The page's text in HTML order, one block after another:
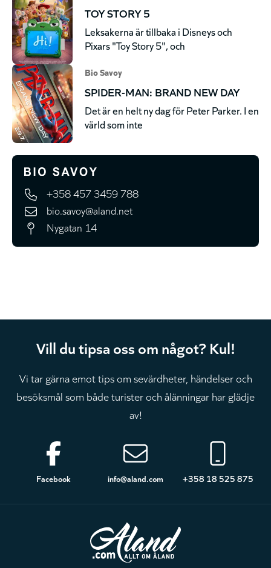
TOY STORY 5
Leksakerna är tillbaka i Disneys och
Pixars "Toy Story 5", och
Bio Savoy
SPIDER-MAN: BRAND NEW DAY
Det är en helt ny dag för Peter Parker. I en
värld som inte
+358 457 3459 788
bio.savoy@aland.net
Nygatan 14
Vill du tipsa oss om något? Kul!
Vi tar gärna emot tips om sevärdheter, händelser och
besöksmål som både turister och ålänningar har glädje
av!
Sidfot
Facebook info@aland.com +358 18 525 875